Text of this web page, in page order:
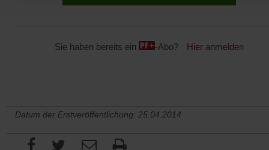
Sie haben bereits ein -Abo? Hier anmelden
Datum der Erstveröffentlichung: 25.04.2014